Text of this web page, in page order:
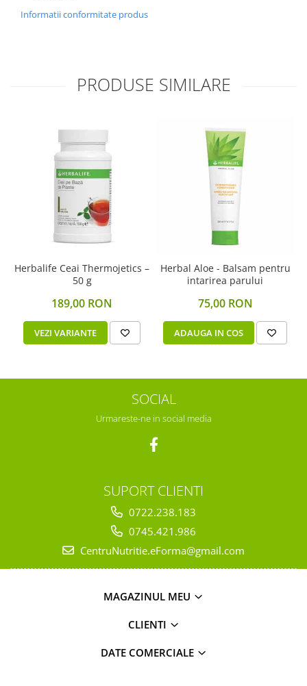
Informatii conformitate produs
PRODUSE SIMILARE
Herbalife Ceai Thermojetics –
50 g
189,00 RON
VEZI VARIANTE
Herbal Aloe - Balsam pentru
intarirea parului
75,00 RON
ADAUGA IN COS
SOCIAL
Urmareste-ne in social media
SUPORT CLIENTI
0722.238.183
0745.421.986
CentruNutritie.eForma@gmail.com
MAGAZINUL MEU
CLIENTI
DATE COMERCIALE